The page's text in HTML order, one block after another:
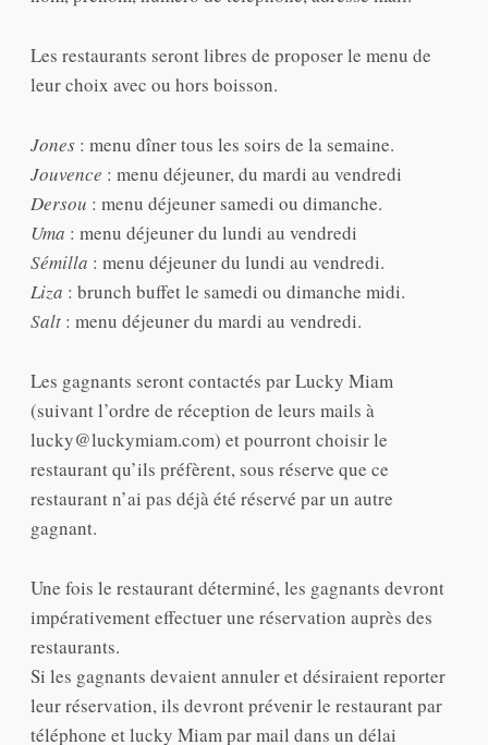
Les restaurants seront libres de proposer le menu de
leur choix avec ou hors boisson.
Jones : menu dîner tous les soirs de la semaine.
Jouvence : menu déjeuner, du mardi au vendredi
Dersou : menu déjeuner samedi ou dimanche.
Uma : menu déjeuner du lundi au vendredi
Sémilla : menu déjeuner du lundi au vendredi.
Liza : brunch buffet le samedi ou dimanche midi.
Salt : menu déjeuner du mardi au vendredi.
Les gagnants seront contactés par Lucky Miam
(suivant l’ordre de réception de leurs mails à
lucky@luckymiam.com) et pourront choisir le
restaurant qu’ils préfèrent, sous réserve que ce
restaurant n’ai pas déjà été réservé par un autre
gagnant.
Une fois le restaurant déterminé, les gagnants devront
impérativement effectuer une réservation auprès des
restaurants.
Si les gagnants devaient annuler et désiraient reporter
leur réservation, ils devront prévenir le restaurant par
téléphone et lucky Miam par mail dans un délai